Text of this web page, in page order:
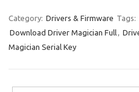
Category: Drivers & Firmware Tags:
Download Driver Magician Full,
Magician Serial Key